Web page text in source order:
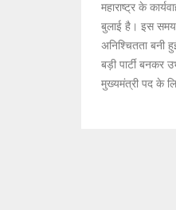
महाराष्ट्र के
बुलाई है। इस समय
अनिश्चितता बनी
बड़ी पार्टी बनकर
मुख्यमंत्री पद के